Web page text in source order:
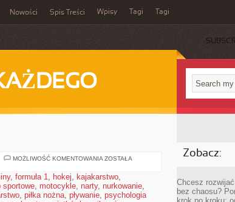
Nowości Spis Treści Wpisy Tagi Tagi
MOŻLIWOŚĆ KOMENTOWANIA RZEKI
ZOSTAŁA
, formuła 1, hokej, kajakarstwo,
sportowe, motocykle, narty, nurkowanie,
, piłka nożna, pływanie, psychologia
Zobacz:
Chcesz
bez chaosu?